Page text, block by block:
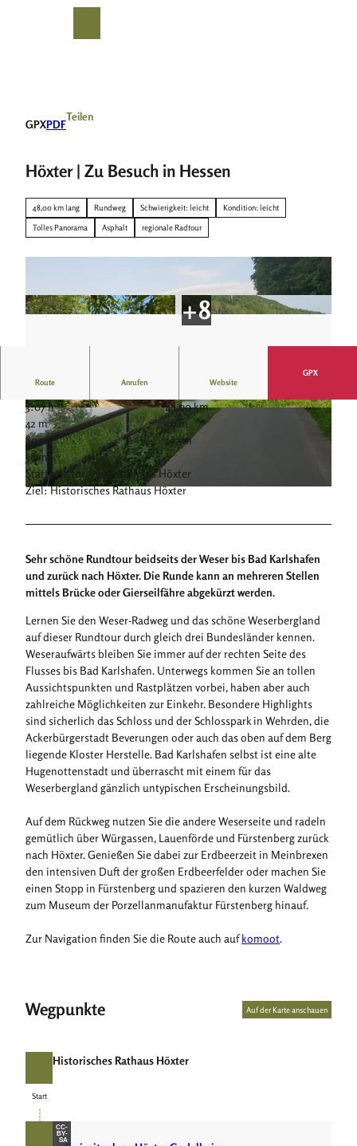
GPXPDF
Teilen
Höxter | Zu Besuch in Hessen
48,00 km lang Rundweg Schwierigkeit: leicht Kondition: leicht
Tolles Panorama Asphalt regionale Radtour
© Stadt Höxter, Stephan Berg |CC-BY-SA
© Stadt Höxter, Stephan Berg | CC-BY-SA © Stadt Höxter, Stephan Berg | CC-BY-SA
Route Anrufen Website
GPX
3:07 h
48,00 km
42 m
39 m
89 m
127 m
38 m
Start: Historisches Rathaus Höxter
Ziel: Historisches Rathaus Höxter
Sehr schöne Rundtour beidseits der Weser bis Bad Karlshafen
und zurück nach Höxter. Die Runde kann an mehreren Stellen
mittels Brücke oder Gierseilfähre abgekürzt werden.
Lernen Sie den Weser-Radweg und das schöne Weserbergland
auf dieser Rundtour durch gleich drei Bundesländer kennen.
Weseraufwärts bleiben Sie immer auf der rechten Seite des
Flusses bis Bad Karlshafen. Unterwegs kommen Sie an tollen
Aussichtspunkten und Rastplätzen vorbei, haben aber auch
zahlreiche Möglichkeiten zur Einkehr. Besondere Highlights
sind sicherlich das Schloss und der Schlosspark in Wehrden, die
Ackerbürgerstadt Beverungen oder auch das oben auf dem Berg
liegende Kloster Herstelle. Bad Karlshafen selbst ist eine alte
Hugenottenstadt und überrascht mit einem für das
Weserbergland gänzlich untypischen Erscheinungsbild.
Auf dem Rückweg nutzen Sie die andere Weserseite und radeln
gemütlich über Würgassen, Lauenförde und Fürstenberg zurück
nach Höxter. Genießen Sie dabei zur Erdbeerzeit in Meinbrexen
den intensiven Duft der großen Erdbeerfelder oder machen Sie
einen Stopp in Fürstenberg und spazieren den kurzen Waldweg
zum Museum der Porzellanmanufaktur Fürstenberg hinauf.
Zur Navigation finden Sie die Route auch aufkomoot.
Wegpunkte Auf der Karte anschauen
Start
Historisches Rathaus Höxter
CC-
BY-
SA